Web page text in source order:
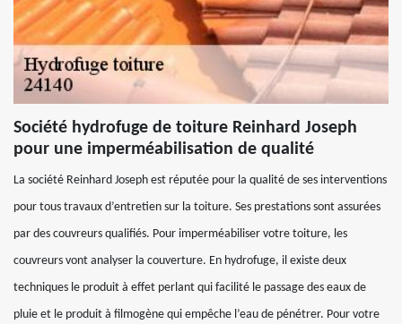
Société hydrofuge de toiture Reinhard Joseph
pour une imperméabilisation de qualité
La société Reinhard Joseph est réputée pour la qualité de ses interventions
pour tous travaux d’entretien sur la toiture. Ses prestations sont assurées
par des couvreurs qualifiés. Pour imperméabiliser votre toiture, les
couvreurs vont analyser la couverture. En hydrofuge, il existe deux
techniques le produit à effet perlant qui facilité le passage des eaux de
pluie et le produit à filmogène qui empêche l’eau de pénétrer. Pour votre